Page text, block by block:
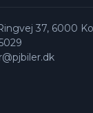
37, 6000